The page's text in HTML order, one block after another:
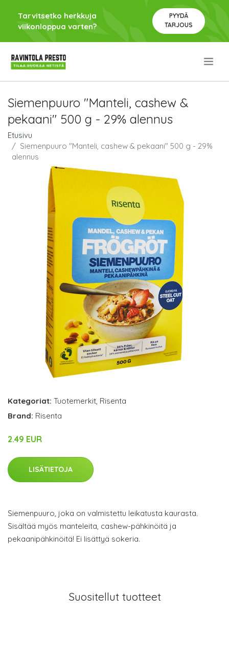
Tarvitsetko herkkuja
viikonloppua varten?
PYYDÄ
TARJOUS
Siemenpuuro "Manteli, cashew &
pekaani" 500 g - 29% alennus
Etusivu
Siemenpuuro "Manteli, cashew & pekaani" 500 g - 29%
alennus
Kategoriat: Tuotemerkit, Risenta
Brand: Risenta
2.49 EUR
LISÄTIETOJA
Siemenpuuro, joka on valmistettu leikatusta kaurasta.
Sisältää myös manteleita, cashew-pähkinöitä ja
pekaanipähkinöitä! Ei lisättyä sokeria.
Suositellut tuotteet